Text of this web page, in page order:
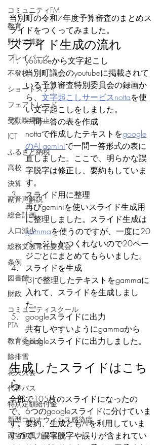
コミュニティFM
教育
野外で算数
プレイパーク
不登校
ショートステイ
フェアトレード
受動喫煙防止
ICT
ふるさと納税
高校
決算
副音声解説
総合計画
人口減少
総務文教常任委員会
条例
図書館
財政
コミュニティスクール
PTA
教育委員会
除排雪
花火大会
代替バス
特別定額給付金
新型コロナウィルス感染症
西当別風力発電所
当別町の令和7年度予算審査のまとめス
ライドをつくってみました。
スライド生成の流れ
youtubeから文字起こし
当別町議会のyoutubeに掲載されて
いる予算審査特別委員会の録画か
ら、 文字起こしサービスnottaを使
い文字起こしをしました。
一問一答の表を作成
nottaで作成したテキストをgoogle
のAI geminiで一問一答形式の表に
直しました。ここで、明らかな誤
字脱字は修正し、要約もしていま
す。
スライド用に整理
再びgeminiを使いスライド生成用
に整理しました。スライド生成は
gammaを使うのですが、一度に20
ページしかつくれないので20ペー
ジごとにまとめてもらいました。
スライドを生成
(3)で整理したテキストをgammaに
入れて、スライドを生成しまし
た。
googleスライドに出力
共有しやすいようにgammaから
googleスライドに出力しました。
生成したスライドはこち
ら
全部で105枚のスライドになったの
で、6つのgoogleスライドに分けていま
す。要約、生成ともAIを利用していま
すので、誤字脱字や誤りが含まれてい